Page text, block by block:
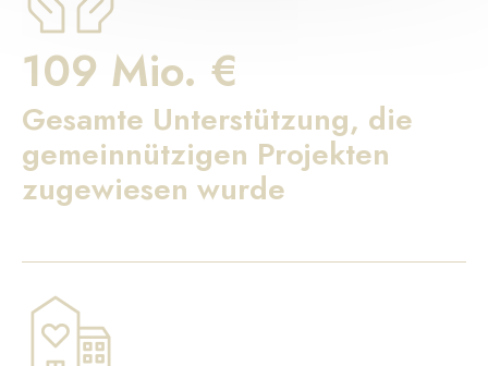
109 Mio. €
Gesamte Unterstützung, die
gemeinnützigen Projekten
zugewiesen wurde